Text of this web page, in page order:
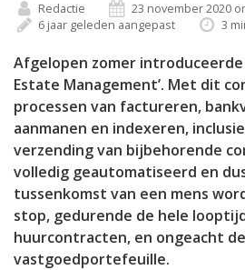
Redactie
23 november 2020
6 jaar geleden aangepast
3
Afgelopen zomer introduceerde
Estate Management’. Met dit
processen van factureren,
aanmanen en indexeren,
verzending van bijbehorende
volledig geautomatiseerd en
tussenkomst van een mens
stop, gedurende de hele
huurcontracten, en ongeacht
vastgoedportefeuille.